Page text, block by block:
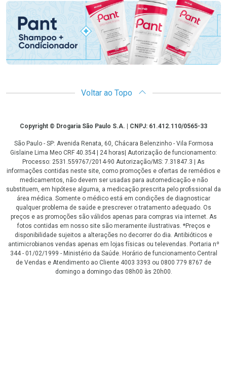
Voltar ao Topo
CopyrightCopyright © Drogaria São Paulo S.A. | CNPJ: 61.412.110/0565-33
São Paulo - SP: Avenida Renata, 60, Chácara Belenzinho - Vila Formosa
Gislaine Lima Meo CRF 40.354 | 24 horas| Autorização de funcionamento:
Processo: 2531.559767/2014-90 Autorização/MS: 7.31847.3 | As
informações contidas neste site, como promoções e ofertas de remédios e
medicamentos, não devem ser usadas para automedicação e não
substituem, em hipótese alguma, a medicação prescrita pelo profissional da
área médica. Somente o médico está em condições de diagnosticar
qualquer problema de saúde e prescrever o tratamento adequado. Os
preços e as promoções são válidos apenas para compras via internet. As
fotos contidas em nosso site são meramente ilustrativas. *Preços e
disponibilidade sujeitos a alterações no decorrer do dia. Antibióticos e
antimicrobianos vendas apenas em lojas físicas ou televendas. Portaria nº
344 - 01/02/1999 - Ministério da Saúde. Horário de funcionamento Central
de Vendas e Atendimento ao Cliente 4003 3393 ou 0800 779 8767 de
domingo a domingo das 08h00 às 20h00.